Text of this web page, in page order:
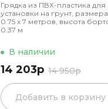
Грядка из ПВХ-пластика для
установки на грунт,
0.75 х 7 метров, высота
0.37 м
В наличии
14 203р 14 950р
Добавить в корзину